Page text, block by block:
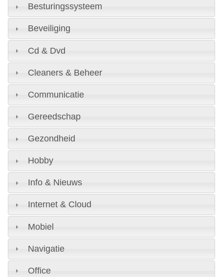
Besturingssysteem
Beveiliging
Cd & Dvd
Cleaners & Beheer
Communicatie
Gereedschap
Gezondheid
Hobby
Info & Nieuws
Internet & Cloud
Mobiel
Navigatie
Office